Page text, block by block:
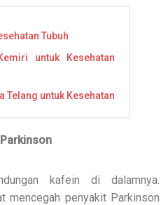
Tubuh
untuk Kesehatan
Telang untuk Kesehatan
kafein di dalamnya.
mencegah penyakit Parkinson